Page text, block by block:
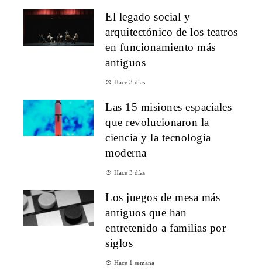
El legado social y
arquitectónico de los teatros
en funcionamiento más
antiguos
Hace 3 días
Las 15 misiones espaciales
que revolucionaron la
ciencia y la tecnología
moderna
Hace 3 días
Los juegos de mesa más
antiguos que han
entretenido a familias por
siglos
Hace 1 semana